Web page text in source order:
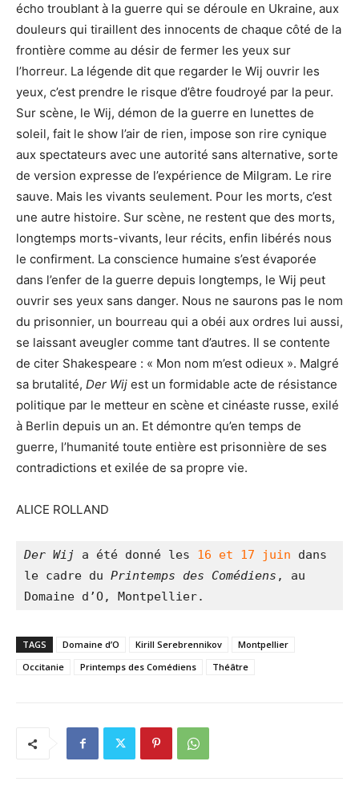
écho troublant à la guerre qui se déroule en Ukraine, aux
douleurs qui tiraillent des innocents de chaque côté de la
frontière comme au désir de fermer les yeux sur
l’horreur. La légende dit que regarder le Wij ouvrir les
yeux, c’est prendre le risque d’être foudroyé par la peur.
Sur scène, le Wij, démon de la guerre en lunettes de
soleil, fait le show l’air de rien, impose son rire cynique
aux spectateurs avec une autorité sans alternative, sorte
de version expresse de l’expérience de Milgram. Le rire
sauve. Mais les vivants seulement. Pour les morts, c’est
une autre histoire. Sur scène, ne restent que des morts,
longtemps morts-vivants, leur récits, enfin libérés nous
le confirment. La conscience humaine s’est évaporée
dans l’enfer de la guerre depuis longtemps, le Wij peut
ouvrir ses yeux sans danger. Nous ne saurons pas le nom
du prisonnier, un bourreau qui a obéi aux ordres lui aussi,
se laissant aveugler comme tant d’autres. Il se contente
de citer Shakespeare : « Mon nom m’est odieux ». Malgré
sa brutalité, Der Wij est un formidable acte de résistance
politique par le metteur en scène et cinéaste russe, exilé
à Berlin depuis un an. Et démontre qu’en temps de
guerre, l’humanité toute entière est prisonnière de ses
contradictions et exilée de sa propre vie.
ALICE ROLLAND
Der Wij a été donné les 16 et 17 juin dans
le cadre du Printemps des Comédiens , au
Domaine d’O, Montpellier.
TAGS Domaine d’O Kirill Serebrennikov
Montpellier
Occitanie
Printemps des Comédiens Théâtre